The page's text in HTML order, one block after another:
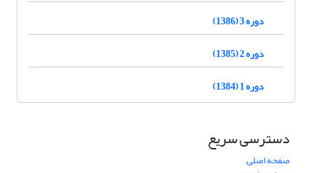
دوره 3 (1386)
دوره 2 (1385)
دوره 1 (1384)
دسترسی سریع
صفحه اصلی